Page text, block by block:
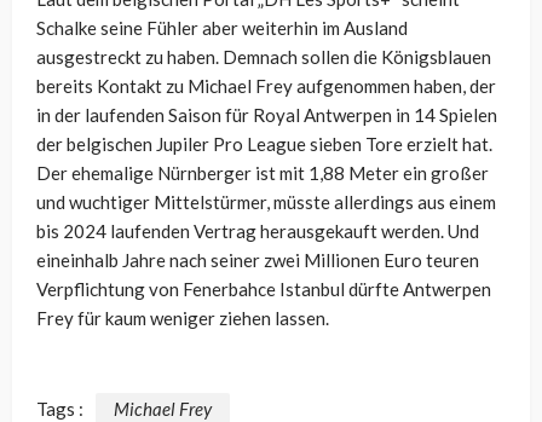
Schalke seine Fühler aber weiterhin im Ausland
ausgestreckt zu haben. Demnach sollen die Königsblauen
bereits Kontakt zu Michael Frey aufgenommen haben, der
in der laufenden Saison für Royal Antwerpen in 14 Spielen
der belgischen Jupiler Pro League sieben Tore erzielt hat.
Der ehemalige Nürnberger ist mit 1,88 Meter ein großer
und wuchtiger Mittelstürmer, müsste allerdings aus einem
bis 2024 laufenden Vertrag herausgekauft werden. Und
eineinhalb Jahre nach seiner zwei Millionen Euro teuren
Verpflichtung von Fenerbahce Istanbul dürfte Antwerpen
Frey für kaum weniger ziehen lassen.
Tags : Michael Frey